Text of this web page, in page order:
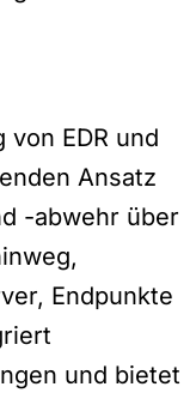
EDR und
Ansatz
-abwehr über
Endpunkte
und bietet